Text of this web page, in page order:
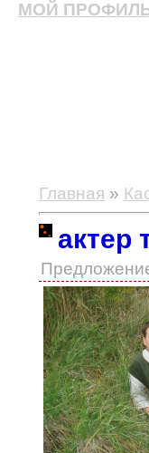
МОЙ
Главная »
актер